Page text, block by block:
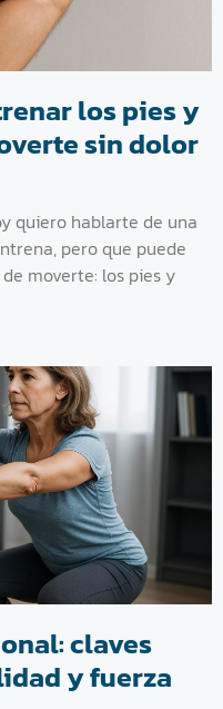
los pies y
sin dolor
quiero hablarte de una
pero que puede
moverte: los pies y
claves
y fuerza